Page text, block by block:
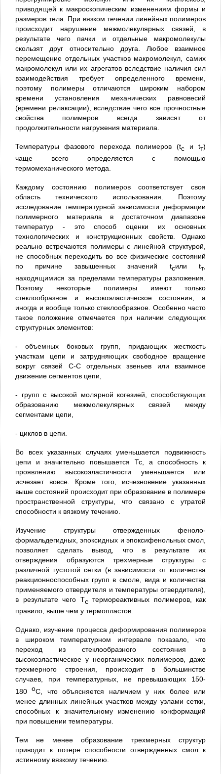
приводящей к макроскопическим изменениям формы и
размеров тела. При вязком течении линейных полимеров
происходит нарушение межмолекулярных связей, в
результате чего пачки и отдельные макромолекулы
скользят друг относительно друга. Любое взаимное
перемещение отдельных участков макромолекул, самих
макромолекул или их агрегатов вследствие наличия сил
взаимодействия требует определенного времени,
поэтому полимеры отличаются широким набором
времени установления механических равновесий
(времени релаксации), вследствие чего все прочностные
свойства полимеров всегда зависят от
продолжительности нагружения материала.
Температуры фазового перехода полимеров (tc и tт)
чаще всего определяется с помощью
термомеханического метода.
Каждому состоянию полимеров соответствует своя
область технического использования. Поэтому
исследование температурной зависимости деформации
полимерного материала в достаточном диапазоне
температур - это способ оценки их основных
технологических и конструкционных свойств. Однако
реально встречаются полимеры с линейной структурой,
не способных переходить во все физические состояний
по причине завышенных значений tcили tт,
находящимися за пределами температуры разложения.
Поэтому некоторые полимеры имеют только
стеклообразное и высокоэластическое состояния, а
иногда и вообще только стеклообразное. Особенно часто
такое положение отмечается при наличии следующих
структурных элементов:
- объемных боковых групп, придающих жесткость
участкам цепи и затрудняющих свободное вращение
вокруг связей С-С отдельных звеньев или взаимное
движение сегментов цепи,
- групп с высокой молярной когезией, способствующих
образованию межмолекулярных связей между
сегментами цепи,
- циклов в цепи.
Во всех указанных случаях уменьшается подвижность
цепи и значительно повышается Тс, а способность к
проявлению высокоэластичности уменьшается или
исчезает вовсе. Кроме того, исчезновение указанных
выше состояний происходит при образование в полимере
пространственной структуры, что связано с утратой
способности к вязкому течению.
Изучение структуры отвержденных феноло-
формальдегидных, эпоксидных и эпоксифенольных смол,
позволяет сделать вывод, что в результате их
отверждения образуются трехмерные структуры с
различной густотой сетки (в зависимости от количества
реакционноспособных групп в смоле, вида и количества
применяемого отвердителя и температуры отвердителя),
в результате чего Тстермореактивных полимеров, как
правило, выше чем у термопластов.
Однако, изучение процесса деформирования полимеров
в широком температурном интервале показало, что
переход из стеклообразного состояния в
высокоэластическое у неорганических полимеров, даже
трехмерного строения, происходит в большинстве
случаев, при температурных, не превышающих 150-
180оС, что объясняется наличием у них более или
менее длинных линейных участков между узлами сетки,
способных к значительному изменению конформаций
при повышении температуры.
Тем не менее образование трехмерных структур
приводит к потере способности отвержденных смол к
истинному вязкому течению.